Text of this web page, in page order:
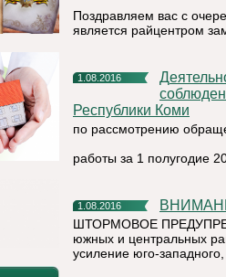
Поздравляем вас с
является райцентром
1.08.2016
Деятельность Княжпогостской прокуратуры по надзору за
Республики Коми
по рассмотрению
работы за 1 полугодие
1.08.2016
ШТОРМОВОЕ
южных и центральных
усиление юго-